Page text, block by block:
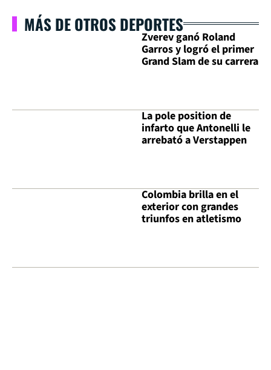
MÁS DE OTROS DEPORTES
Zverev ganó Roland
Garros y logró el primer
Grand Slam de su carrera
La pole position de
infarto que Antonelli le
arrebató a Verstappen
Colombia brilla en el
exterior con grandes
triunfos en atletismo